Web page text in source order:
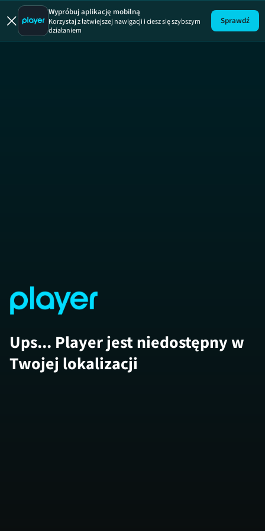
Patent
Wypróbuj aplikację mobilną
Korzystaj z łatwiejszej nawigacji i ciesz się szybszym
działaniem
Sprawdź
Ups... Player jest niedostępny w
Twojej lokalizacji